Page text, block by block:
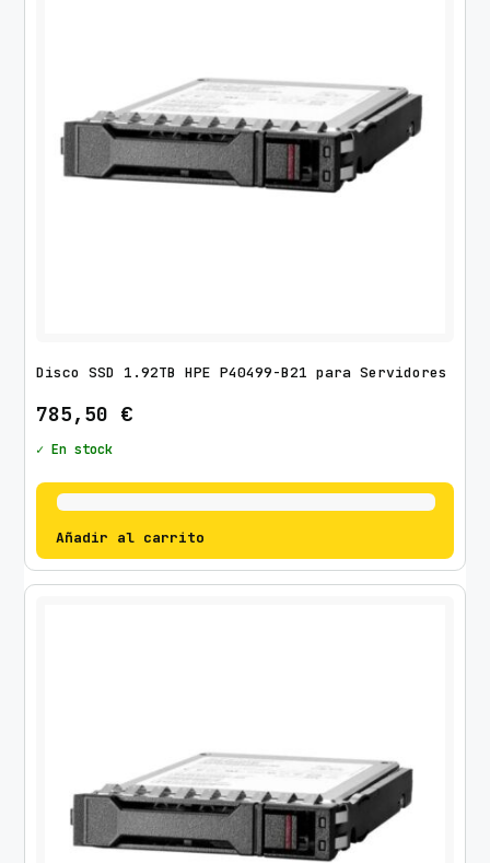
Disco SSD 1.92TB HPE P40499-B21 para Servidores
785,50 €
✓ En stock
Añadir al carrito